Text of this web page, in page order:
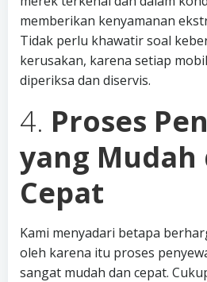
memberikan kenyamanan
Tidak perlu khawatir soal
kerusakan, karena setiap
diperiksa dan diservis.
4. Proses
yang Mudah
Cepat
Kami menyadari betapa
oleh karena itu proses
sangat mudah dan cepat.